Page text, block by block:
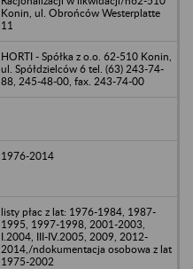
Konin, ul. Obrońców Westerplatte
11
HORTI - Spółka z o.o. 62-510 Konin,
ul. Spółdzielców 6 tel. (63) 243-74-
88, 245-48-00, fax. 243-74-00
1976-2014
listy płac z lat: 1976-1984, 1987-
1995, 1997-1998, 2001-2003,
I.2004, III-IV.2005, 2009, 2012-
2014,/ndokumentacja osobowa z lat
1975-2002